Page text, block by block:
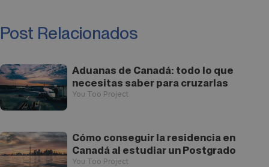
Post Relacionados
Aduanas de Canadá: todo lo que
necesitas saber para cruzarlas
You Too Project
Cómo conseguir la residencia en
Canadá al estudiar un Postgrado
You Too Project